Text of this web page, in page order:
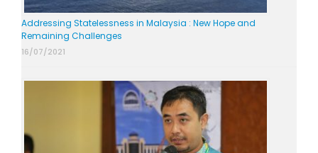
Addressing Statelessness in Malaysia : New Hope and
Remaining Challenges
16/07/2021